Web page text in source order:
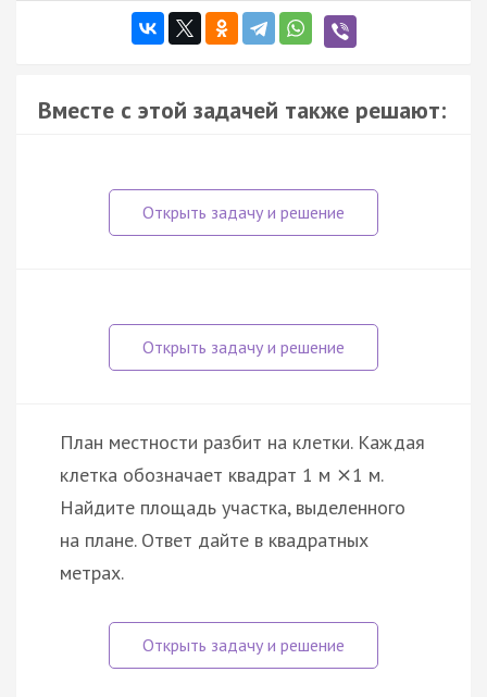
Вместе с этой задачей также решают:
План местности разбит на клетки. Каждая
клетка обозначает квадрат 1 м ×1 м.
Найдите площадь участка, выделенного
на плане. Ответ дайте в квадратных
метрах.